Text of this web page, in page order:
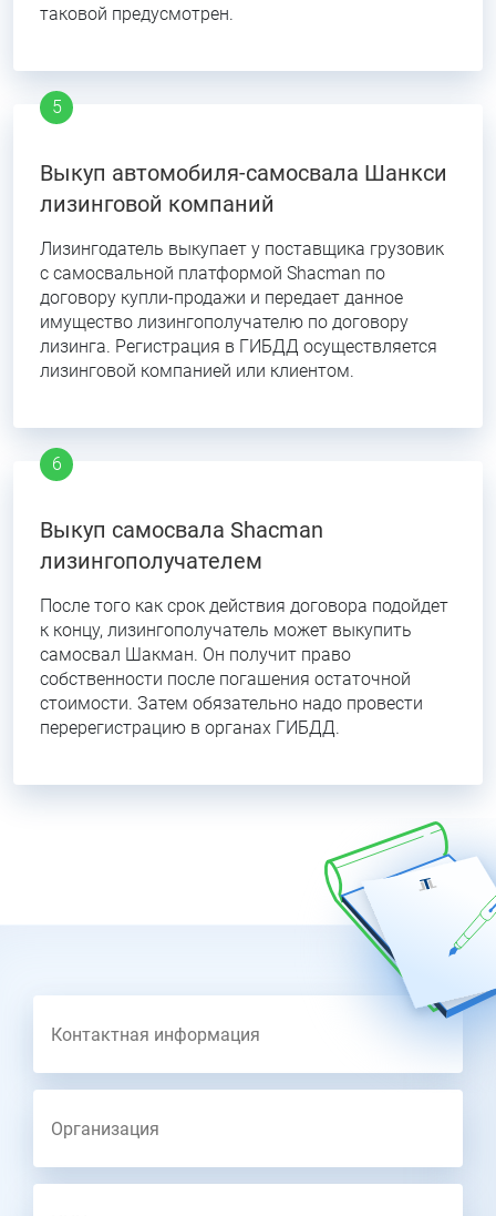
таковой предусмотрен.
Выкуп автомобиля-самосвала Шанкси
лизинговой компаний
Лизингодатель выкупает у поставщика грузовик
с самосвальной платформой Shacman по
договору купли-продажи и передает данное
имущество лизингополучателю по договору
лизинга. Регистрация в ГИБДД осуществляется
лизинговой компанией или клиентом.
Выкуп самосвала Shacman
лизингополучателем
После того как срок действия договора подойдет
к концу, лизингополучатель может выкупить
самосвал Шакман. Он получит право
собственности после погашения остаточной
стоимости. Затем обязательно надо провести
перерегистрацию в органах ГИБДД.